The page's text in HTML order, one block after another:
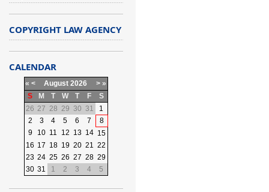
COPYRIGHT LAW AGENCY
CALENDAR
« < August 2026 > »
S
M T W T F
S
26 27 28 29 30 31
1
2
3 4 5 6 7
8
9
10 11 12 13 14 15
16 17 18 19 20 21 22
23 24 25 26 27 28 29
30 31 1 2 3 4 5